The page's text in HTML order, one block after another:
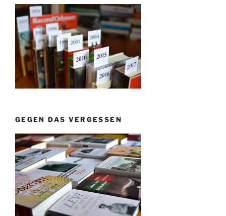
GEGEN DAS VERGESSEN